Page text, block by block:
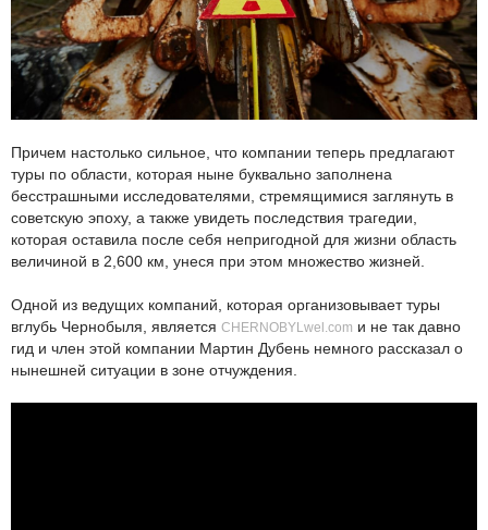
Причем настолько сильное, что компании теперь предлагают
туры по области, которая ныне буквально заполнена
бесстрашными исследователями, стремящимися заглянуть в
советскую эпоху, а также увидеть последствия трагедии,
которая оставила после себя непригодной для жизни область
величиной в 2,600 км, унеся при этом множество жизней.
Одной из ведущих компаний, которая организовывает туры
вглубь Чернобыля, является CHERNOBYLwel.com и не так давно
гид и член этой компании Мартин Дубень немного рассказал о
нынешней ситуации в зоне отчуждения.